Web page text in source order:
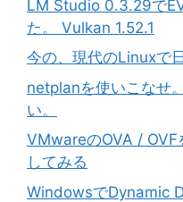
LM Studio 0.3.29で
た。 Vulkan 1.52.1
今の、現代のLinuxで
netplanを使いこなせ
い。
VMwareのOVA / OVF
してみる
WindowsでDynamic